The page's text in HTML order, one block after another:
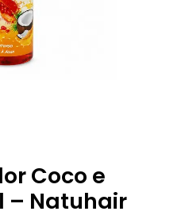
Coco e
– Natuhair